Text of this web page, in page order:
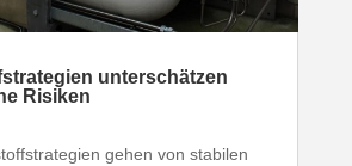
unter­schätzen
Risiken
gehen von stabilen